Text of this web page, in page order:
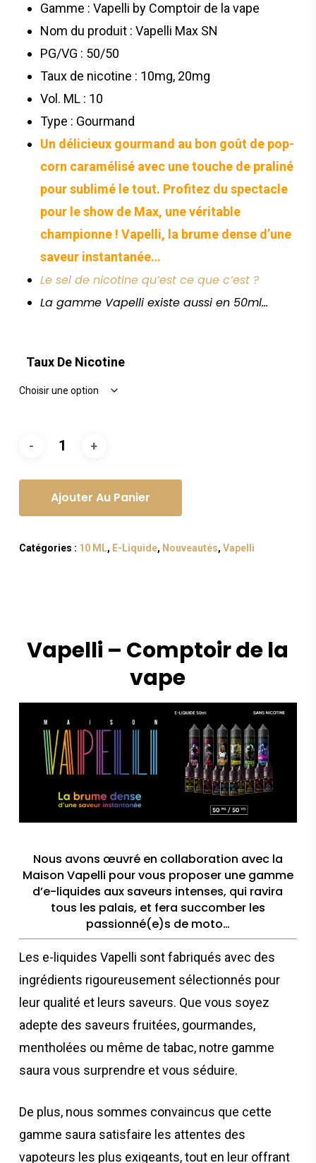
Gamme : Vapelli by Comptoir de la vape
Nom du produit : Vapelli Max SN
PG/VG : 50/50
Taux de nicotine : 10mg, 20mg
Vol. ML : 10
Type : Gourmand
Un délicieux gourmand au bon goût de pop-
corn caramélisé avec une touche de praliné
pour sublimé le tout. Profitez du spectacle
pour le show de Max, une véritable
championne ! Vapelli, la brume dense d’une
saveur instantanée…
Le sel de nicotine qu’est ce que c’est ?
La gamme Vapelli existe aussi en 50ml…
Taux De Nicotine
Ajouter Au Panier
Catégories : 10 ML, E-Liquide, Nouveautés, Vapelli
Vapelli – Comptoir de la
vape
Nous avons œuvré en collaboration avec la
Maison Vapelli pour vous proposer une gamme
d’e-liquides aux saveurs intenses, qui ravira
tous les palais, et fera succomber les
passionné(e)s de moto…
Les e-liquides Vapelli sont fabriqués avec des
ingrédients rigoureusement sélectionnés pour
leur qualité et leurs saveurs. Que vous soyez
adepte des saveurs fruitées, gourmandes,
mentholées ou même de tabac, notre gamme
saura vous surprendre et vous séduire.
De plus, nous sommes convaincus que cette
gamme saura satisfaire les attentes des
vapoteurs les plus exigeants, tout en leur offrant